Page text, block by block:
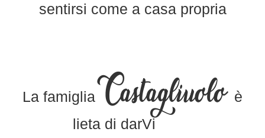
sentirsi come a casa propria
La famiglia Castagliuoloè
lieta di darVi